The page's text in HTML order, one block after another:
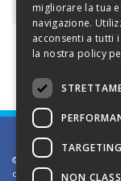
©2002 Informativa sui
contenute in questo sito
migliorare la tua
navigazione.
acconsenti a tutti
la nostra policy
TARGETING
NON